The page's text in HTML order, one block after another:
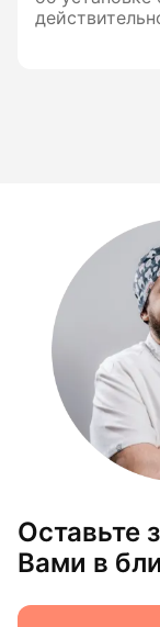
Оставьте
Вами в